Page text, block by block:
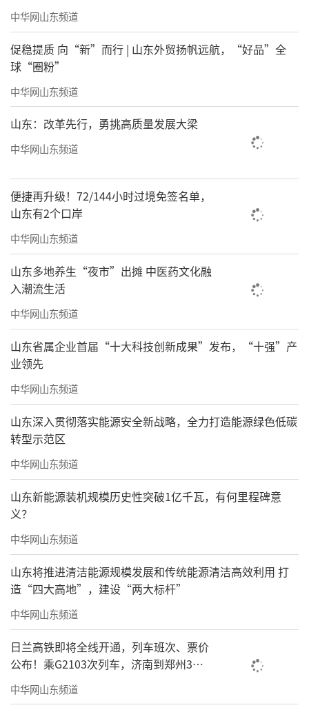
中华网山东频道
促稳提质 向“新”而行 | 山东外贸扬帆远航，“好品”全
球“圈粉”
中华网山东频道
山东：改革先行，勇挑高质量发展大梁
中华网山东频道
便捷再升级！72/144小时过境免签名单，
山东有2个口岸
中华网山东频道
山东多地养生“夜市”出摊 中医药文化融
入潮流生活
中华网山东频道
山东省属企业首届“十大科技创新成果”发布，“十强”产
业领先
中华网山东频道
山东深入贯彻落实能源安全新战略，全力打造能源绿色低碳
转型示范区
中华网山东频道
山东新能源装机规模历史性突破1亿千瓦，有何里程碑意
义？
中华网山东频道
山东将推进清洁能源规模发展和传统能源清洁高效利用 打
造“四大高地”，建设“两大标杆”
中华网山东频道
日兰高铁即将全线开通，列车班次、票价
公布！乘G2103次列车，济南到郑州3小
时到达
中华网山东频道